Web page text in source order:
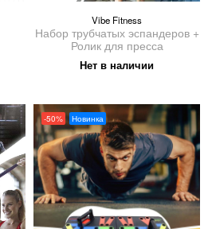
Vibe Fitness
Набор трубчатых эспандеров +
Ролик для пресса
Нет в наличии
-50% Новинка